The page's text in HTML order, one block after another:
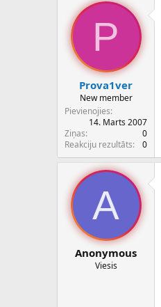
P
Prova1ver
New member
Pievienojies
14. Marts 2007
Ziņas
0
Reakciju rezultāts
0
A
Anonymous
Viesis